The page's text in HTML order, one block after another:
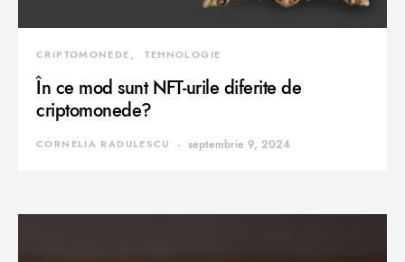
CRIPTOMONEDE TEHNOLOGIE
În ce mod sunt NFT-urile diferite de
criptomonede?
CORNELIA RADULESCU septembrie 9, 2024